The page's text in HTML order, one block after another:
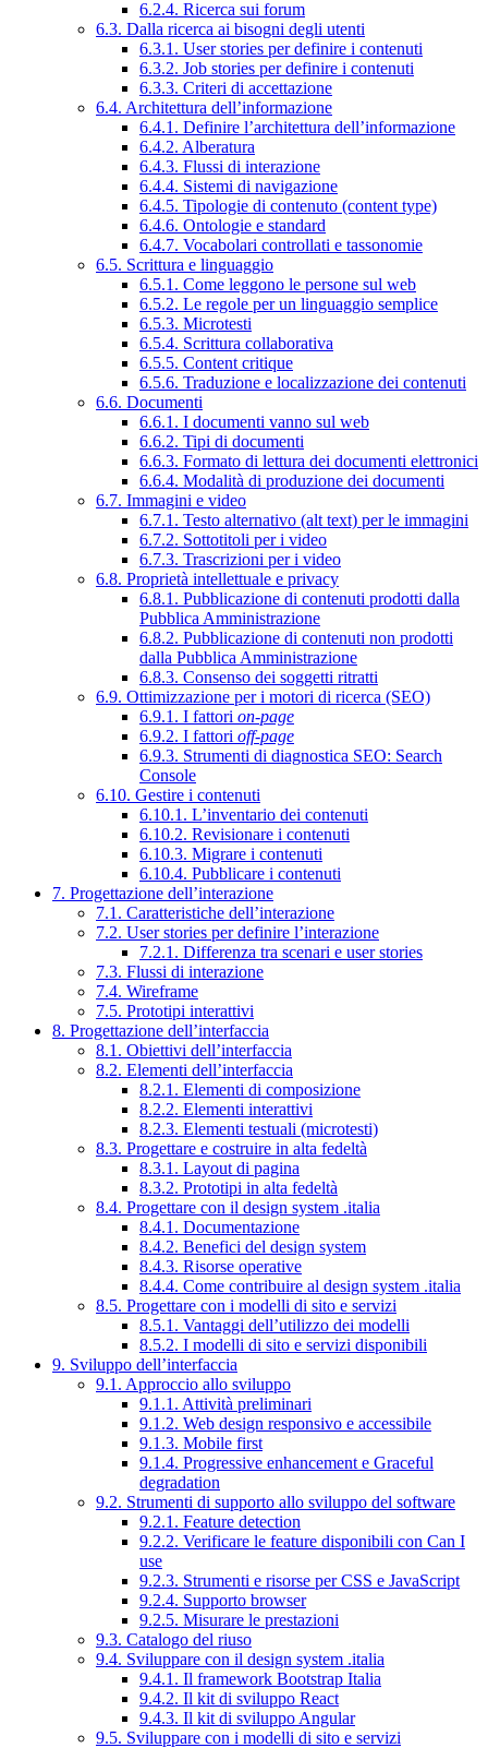
6.2.4. Ricerca sui forum
6.3. Dalla ricerca ai bisogni degli utenti
6.3.1. User stories per definire i contenuti
6.3.2. Job stories per definire i contenuti
6.3.3. Criteri di accettazione
6.4. Architettura dell’informazione
6.4.1. Definire l’architettura dell’informazione
6.4.2. Alberatura
6.4.3. Flussi di interazione
6.4.4. Sistemi di navigazione
6.4.5. Tipologie di contenuto (content type)
6.4.6. Ontologie e standard
6.4.7. Vocabolari controllati e tassonomie
6.5. Scrittura e linguaggio
6.5.1. Come leggono le persone sul web
6.5.2. Le regole per un linguaggio semplice
6.5.3. Microtesti
6.5.4. Scrittura collaborativa
6.5.5. Content critique
6.5.6. Traduzione e localizzazione dei contenuti
6.6. Documenti
6.6.1. I documenti vanno sul web
6.6.2. Tipi di documenti
6.6.3. Formato di lettura dei documenti elettronici
6.6.4. Modalità di produzione dei documenti
6.7. Immagini e video
6.7.1. Testo alternativo (alt text) per le immagini
6.7.2. Sottotitoli per i video
6.7.3. Trascrizioni per i video
6.8. Proprietà intellettuale e privacy
6.8.1. Pubblicazione di contenuti prodotti dalla
Pubblica Amministrazione
6.8.2. Pubblicazione di contenuti non prodotti
dalla Pubblica Amministrazione
6.8.3. Consenso dei soggetti ritratti
6.9. Ottimizzazione per i motori di ricerca (SEO)
6.9.1. I fattori on-page
6.9.2. I fattori off-page
6.9.3. Strumenti di diagnostica SEO: Search
Console
6.10. Gestire i contenuti
6.10.1. L’inventario dei contenuti
6.10.2. Revisionare i contenuti
6.10.3. Migrare i contenuti
6.10.4. Pubblicare i contenuti
7. Progettazione dell’interazione
7.1. Caratteristiche dell’interazione
7.2. User stories per definire l’interazione
7.2.1. Differenza tra scenari e user stories
7.3. Flussi di interazione
7.4. Wireframe
7.5. Prototipi interattivi
8. Progettazione dell’interfaccia
8.1. Obiettivi dell’interfaccia
8.2. Elementi dell’interfaccia
8.2.1. Elementi di composizione
8.2.2. Elementi interattivi
8.2.3. Elementi testuali (microtesti)
8.3. Progettare e costruire in alta fedeltà
8.3.1. Layout di pagina
8.3.2. Prototipi in alta fedeltà
8.4. Progettare con il design system .italia
8.4.1. Documentazione
8.4.2. Benefici del design system
8.4.3. Risorse operative
8.4.4. Come contribuire al design system .italia
8.5. Progettare con i modelli di sito e servizi
8.5.1. Vantaggi dell’utilizzo dei modelli
8.5.2. I modelli di sito e servizi disponibili
9. Sviluppo dell’interfaccia
9.1. Approccio allo sviluppo
9.1.1. Attività preliminari
9.1.2. Web design responsivo e accessibile
9.1.3. Mobile first
9.1.4. Progressive enhancement e Graceful
degradation
9.2. Strumenti di supporto allo sviluppo del software
9.2.1. Feature detection
9.2.2. Verificare le feature disponibili con Can I
use
9.2.3. Strumenti e risorse per CSS e JavaScript
9.2.4. Supporto browser
9.2.5. Misurare le prestazioni
9.3. Catalogo del riuso
9.4. Sviluppare con il design system .italia
9.4.1. Il framework Bootstrap Italia
9.4.2. Il kit di sviluppo React
9.4.3. Il kit di sviluppo Angular
9.5. Sviluppare con i modelli di sito e servizi